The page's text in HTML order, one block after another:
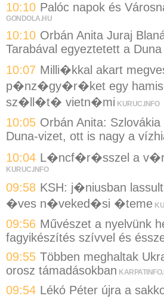
10:10 Palóc napok és
GONDOLA.HU
10:10 Orbán Anita Juraj
Tarabával egyeztetett a
10:07 Milli�kkal akart
p�nz�gy�r�ket egy hamis
sz�ll�t� vietn�mi KURUC.INFO
10:05 Orbán Anita:
Duna-vizet, ott is nagy a
10:04 L�ncf�r�sszel a
KURUC.INFO
09:58 KSH: j�niusban
�ves n�veked�si �teme
09:56 Művészet a nyelvünk
fagyikészítés szívvel és
09:55 Többen meghaltak
orosz támadásokban
09:54 Lékó Péter újra a